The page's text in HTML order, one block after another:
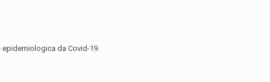
epidemiologica da Covid-19.